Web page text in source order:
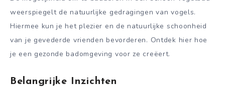
weerspiegelt de natuurlijke gedragingen van vogels.
Hiermee kun je het plezier en de natuurlijke schoonheid
van je gevederde vrienden bevorderen. Ontdek hier hoe
je een gezonde badomgeving voor ze creëert.
Belangrijke Inzichten